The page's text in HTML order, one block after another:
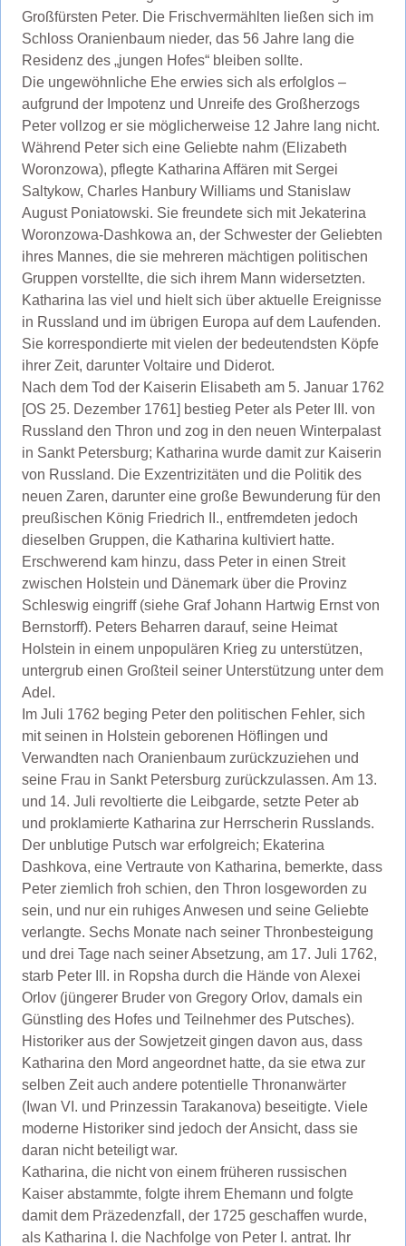
Großfürsten Peter. Die Frischvermählten ließen sich im
Schloss Oranienbaum nieder, das 56 Jahre lang die
Residenz des „jungen Hofes“ bleiben sollte.
Die ungewöhnliche Ehe erwies sich als erfolglos –
aufgrund der Impotenz und Unreife des Großherzogs
Peter vollzog er sie möglicherweise 12 Jahre lang nicht.
Während Peter sich eine Geliebte nahm (Elizabeth
Woronzowa), pflegte Katharina Affären mit Sergei
Saltykow, Charles Hanbury Williams und Stanislaw
August Poniatowski. Sie freundete sich mit Jekaterina
Woronzowa-Dashkowa an, der Schwester der Geliebten
ihres Mannes, die sie mehreren mächtigen politischen
Gruppen vorstellte, die sich ihrem Mann widersetzten.
Katharina las viel und hielt sich über aktuelle Ereignisse
in Russland und im übrigen Europa auf dem Laufenden.
Sie korrespondierte mit vielen der bedeutendsten Köpfe
ihrer Zeit, darunter Voltaire und Diderot.
Nach dem Tod der Kaiserin Elisabeth am 5. Januar 1762
[OS 25. Dezember 1761] bestieg Peter als Peter III. von
Russland den Thron und zog in den neuen Winterpalast
in Sankt Petersburg; Katharina wurde damit zur Kaiserin
von Russland. Die Exzentrizitäten und die Politik des
neuen Zaren, darunter eine große Bewunderung für den
preußischen König Friedrich II., entfremdeten jedoch
dieselben Gruppen, die Katharina kultiviert hatte.
Erschwerend kam hinzu, dass Peter in einen Streit
zwischen Holstein und Dänemark über die Provinz
Schleswig eingriff (siehe Graf Johann Hartwig Ernst von
Bernstorff). Peters Beharren darauf, seine Heimat
Holstein in einem unpopulären Krieg zu unterstützen,
untergrub einen Großteil seiner Unterstützung unter dem
Adel.
Im Juli 1762 beging Peter den politischen Fehler, sich
mit seinen in Holstein geborenen Höflingen und
Verwandten nach Oranienbaum zurückzuziehen und
seine Frau in Sankt Petersburg zurückzulassen. Am 13.
und 14. Juli revoltierte die Leibgarde, setzte Peter ab
und proklamierte Katharina zur Herrscherin Russlands.
Der unblutige Putsch war erfolgreich; Ekaterina
Dashkova, eine Vertraute von Katharina, bemerkte, dass
Peter ziemlich froh schien, den Thron losgeworden zu
sein, und nur ein ruhiges Anwesen und seine Geliebte
verlangte. Sechs Monate nach seiner Thronbesteigung
und drei Tage nach seiner Absetzung, am 17. Juli 1762,
starb Peter III. in Ropsha durch die Hände von Alexei
Orlov (jüngerer Bruder von Gregory Orlov, damals ein
Günstling des Hofes und Teilnehmer des Putsches).
Historiker aus der Sowjetzeit gingen davon aus, dass
Katharina den Mord angeordnet hatte, da sie etwa zur
selben Zeit auch andere potentielle Thronanwärter
(Iwan VI. und Prinzessin Tarakanova) beseitigte. Viele
moderne Historiker sind jedoch der Ansicht, dass sie
daran nicht beteiligt war.
Katharina, die nicht von einem früheren russischen
Kaiser abstammte, folgte ihrem Ehemann und folgte
damit dem Präzedenzfall, der 1725 geschaffen wurde,
als Katharina I. die Nachfolge von Peter I. antrat. Ihr